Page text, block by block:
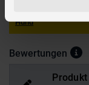
Hund
Bewertungen